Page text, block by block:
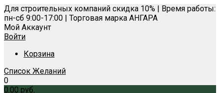
Для строительных компаний скидка 10% | Время работы:
пн-сб 9:00-17:00 | Торговая марка АНГАРА
Мой Аккаунт
Войти
Корзина
Список Желаний
0
0.00 руб.